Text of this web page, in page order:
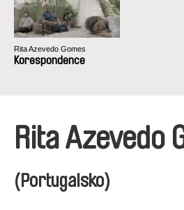
Rita Azevedo Gomes
Korespondence
Rita Azevedo
(Portugalsko)